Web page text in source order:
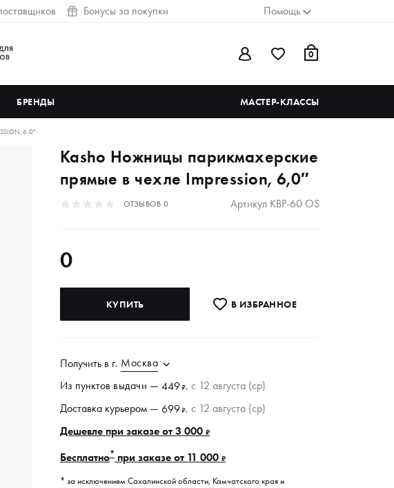
Бонусы за покупки Помощь
0
БРЕНДЫ МАСТЕР-КЛАССЫ
6,0″
Kasho Ножницы парикмахерские
прямые в чехле Impression, 6,0″
ОТЗЫВОВ 0 Артикул KBP-60 OS
0
КУПИТЬ В ИЗБРАННОE
Получить в г. Москва
Из пунктов выдачи —449₽, c 12 августа (ср)
Доставка курьером —699₽, c 12 августа (ср)
Дешевле при заказе от 3 000₽
Бесплатно* при заказе от 11 000₽
* за исключением Сахалинской области, Камчатского края и